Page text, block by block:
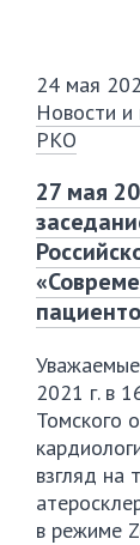
24 мая
Новости и
РКО
27 мая
2021 г. в
Томского
взгляд на
в режиме